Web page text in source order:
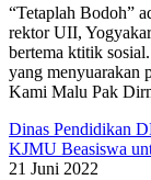
“Tetaplah Bodoh”
rektor UII,
bertema ktitik
yang menyuarakan
Kami Malu Pak
Dinas Pendidikan
KJMU Beasiswa
21 Juni 2022